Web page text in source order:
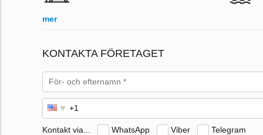
mer
KONTAKTA FÖRETAGET
Kontakt via... WhatsApp Viber Telegram